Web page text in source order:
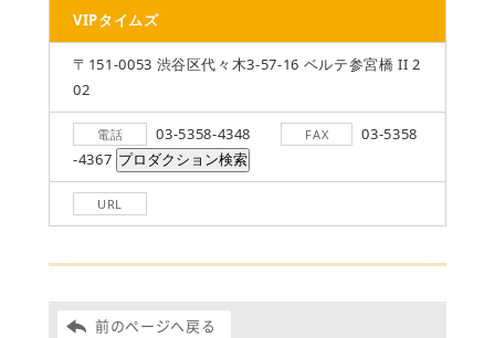
VIPタイムズ
〒151-0053 渋谷区代々木3-57-16 ベルテ参宮橋 II 2
02
電話 03-5358-4348 FAX
03-5358
-4367
URL
前のページへ戻る